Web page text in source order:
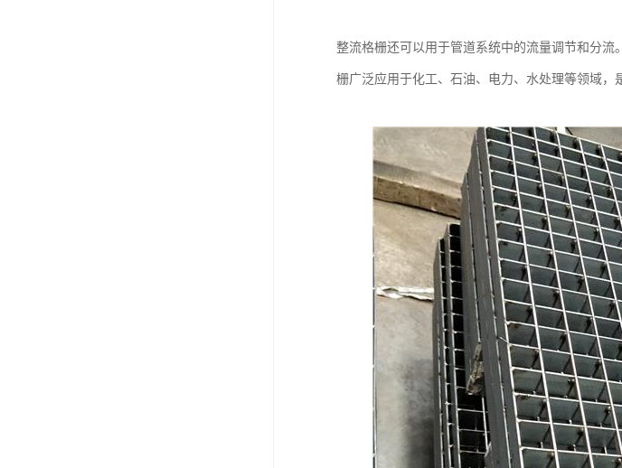
整流格栅还可以用于管道系统中的流量调节和分
栅广泛应用于化工、石油、电力、水处理等领域，